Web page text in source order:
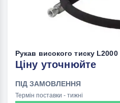
Рукав високого тиску L2000
Ціну уточнюйте
ПІД ЗАМОВЛЕННЯ
Термін поставки - тижні